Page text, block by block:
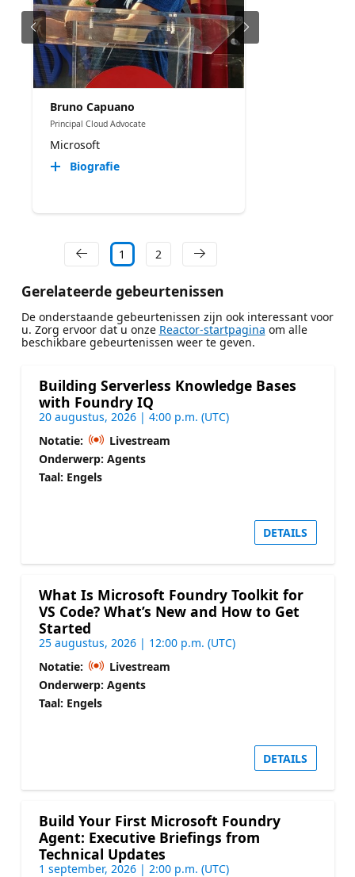
Bruno Capuano
Principal Cloud Advocate
Microsoft
Biografie
1 2
Gerelateerde gebeurtenissen
De onderstaande gebeurtenissen zijn ook interessant voor
u. Zorg ervoor dat u onze Reactor-startpagina om alle
beschikbare gebeurtenissen weer te geven.
Building Serverless Knowledge Bases
with Foundry IQ
20 augustus, 2026 | 4:00 p.m. (UTC)
Notatie:
Livestream
Onderwerp: Agents
Taal: Engels
DETAILS
What Is Microsoft Foundry Toolkit for
VS Code? What’s New and How to Get
Started
25 augustus, 2026 | 12:00 p.m. (UTC)
Notatie:
Livestream
Onderwerp: Agents
Taal: Engels
DETAILS
Build Your First Microsoft Foundry
Agent: Executive Briefings from
Technical Updates
1 september, 2026 | 2:00 p.m. (UTC)